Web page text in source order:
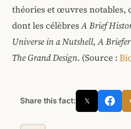
théories et œuvres notables,
dont les célèbresA Brief
Universe in a Nutshell, A
The Grand Design. (Source :
Share this fact: 𝕏